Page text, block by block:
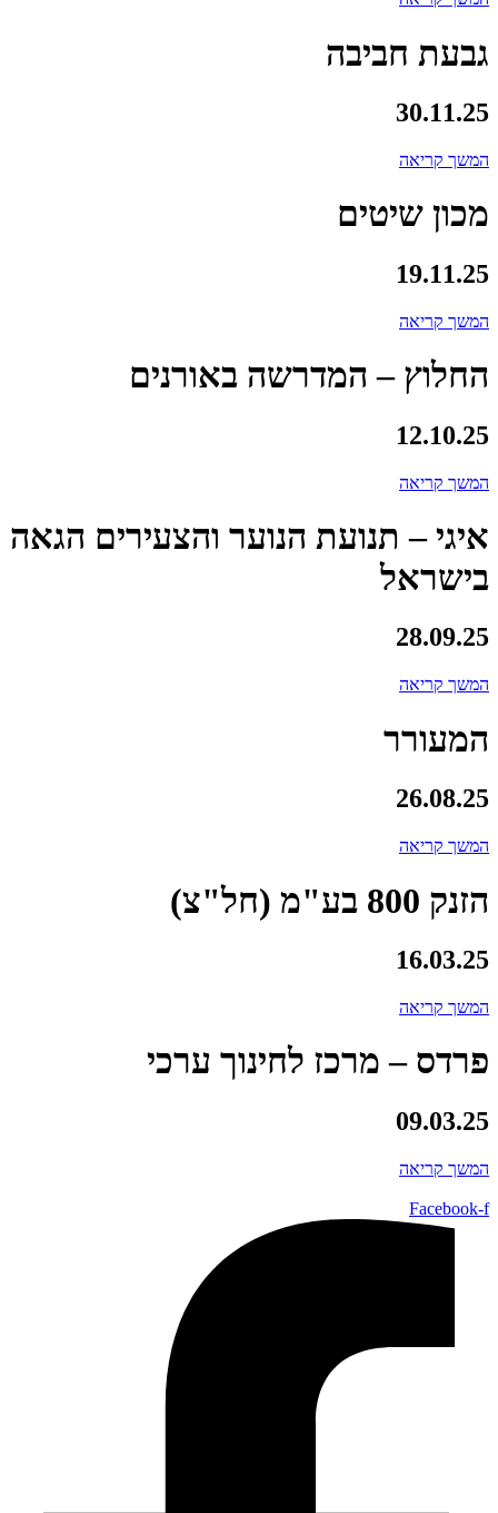
גבעת חביבה
30.11.25
המשך קריאה
מכון שיטים
19.11.25
המשך קריאה
החלוץ – המדרשה באורנים
12.10.25
המשך קריאה
איגי – תנועת הנוער והצעירים הגאה
בישראל
28.09.25
המשך קריאה
המעורר
26.08.25
המשך קריאה
הזנק 800 בע"מ (חל"צ)
16.03.25
המשך קריאה
פרדס – מרכז לחינוך ערכי
09.03.25
המשך קריאה
Facebook-f